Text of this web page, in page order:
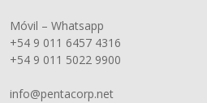
Móvil – Whatsapp
+54 9 011 6457 4316
+54 9 011 5022 9900
info@pentacorp.net